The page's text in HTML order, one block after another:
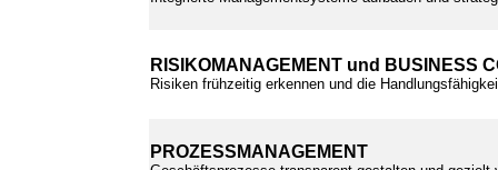
RISIKOMANAGEMENT und BUSINESS
Risiken frühzeitig erkennen und die
PROZESSMANAGEMENT